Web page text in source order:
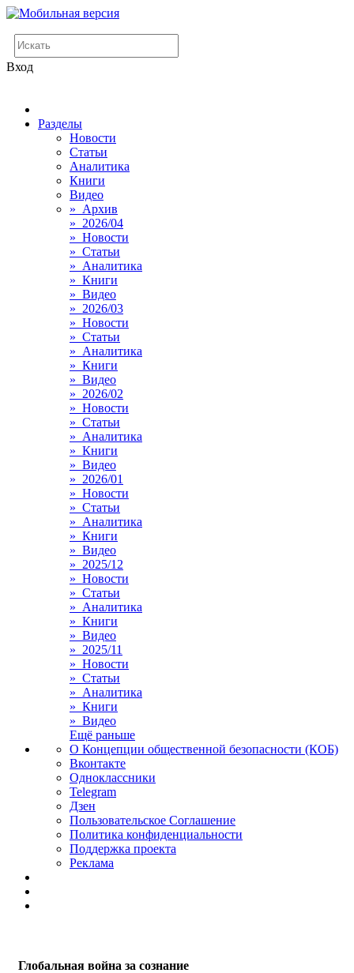
Вход
Разделы
Новости
Статьи
Аналитика
Книги
Видео
» Архив
» 2026/04
» Новости
» Статьи
» Аналитика
» Книги
» Видео
» 2026/03
» Новости
» Статьи
» Аналитика
» Книги
» Видео
» 2026/02
» Новости
» Статьи
» Аналитика
» Книги
» Видео
» 2026/01
» Новости
» Статьи
» Аналитика
» Книги
» Видео
» 2025/12
» Новости
» Статьи
» Аналитика
» Книги
» Видео
» 2025/11
» Новости
» Статьи
» Аналитика
» Книги
» Видео
Ещё раньше
О Концепции общественной безопасности (КОБ)
Вконтакте
Одноклассники
Telegram
Дзен
Пользовательское Соглашение
Политика конфиденциальности
Поддержка проекта
Реклама
Глобальная война за сознание